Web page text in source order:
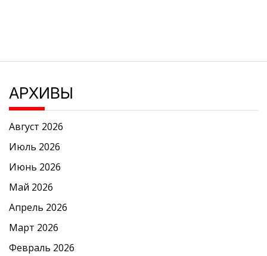
АРХИВЫ
Август 2026
Июль 2026
Июнь 2026
Май 2026
Апрель 2026
Март 2026
Февраль 2026